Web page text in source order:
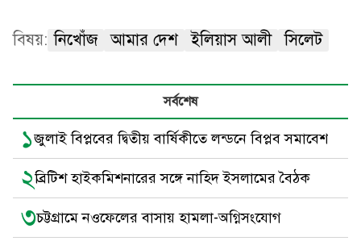
বিষয়: নিখোঁজ আমার দেশ ইলিয়াস আলী সিলেট
সর্বশেষ
১জুলাই বিপ্লবের দ্বিতীয় বার্ষিকীতে লন্ডনে বিপ্লব সমাবেশ
২ব্রিটিশ হাইকমিশনারের সঙ্গে নাহিদ ইসলামের বৈঠক
৩চট্টগ্রামে নওফেলের বাসায় হামলা-অগ্নিসংযোগ